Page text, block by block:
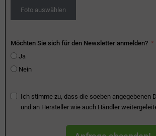
Foto auswählen
Möchten Sie sich für den Newsletter anmelden?
Ja
Nein
Ich stimme zu, dass die soeben angegebenen
und an Hersteller wie auch Händler